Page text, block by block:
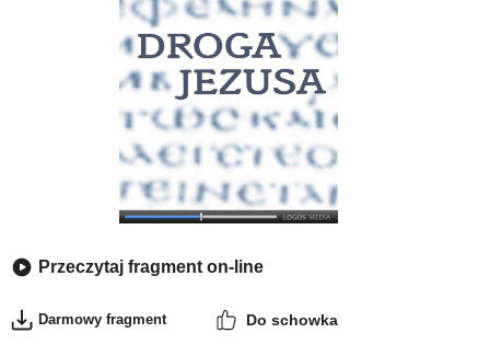
Przeczytaj fragment on-line
Darmowy fragment Do schowka